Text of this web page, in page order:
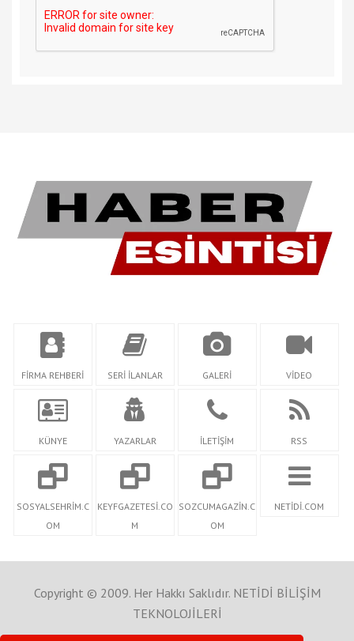
FİRMA REHBERİ SERİ İLANLAR GALERİ VİDEO
KÜNYE YAZARLAR İLETİŞİM RSS
SOSYALSEHRİM.C
OM
KEYFGAZETESİ.CO
M
SOZCUMAGAZİN.C
OM
NETİDİ.COM
Copyright © 2009. Her Hakkı Saklıdır. NETİDİ BİLİŞİM
TEKNOLOJİLERİ